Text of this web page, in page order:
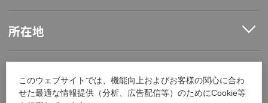
このウェブサイトでは、機能向上およびお客様の関心に合わ
せた最適な情報提供（分析、広告配信等）のためにCookie等
所在地